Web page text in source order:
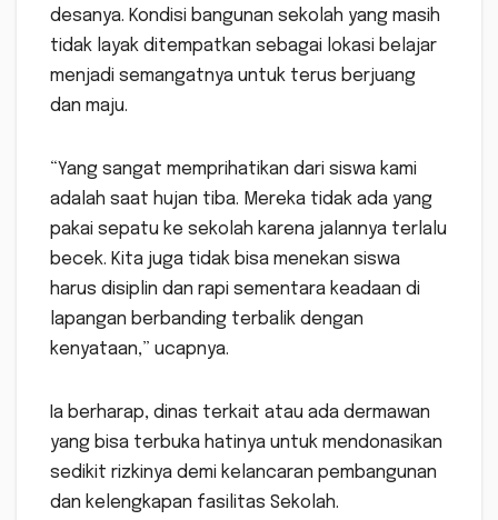
desanya. Kondisi bangunan sekolah yang masih
tidak layak ditempatkan sebagai lokasi belajar
menjadi semangatnya untuk terus berjuang
dan maju.
“Yang sangat memprihatikan dari siswa kami
adalah saat hujan tiba. Mereka tidak ada yang
pakai sepatu ke sekolah karena jalannya terlalu
becek. Kita juga tidak bisa menekan siswa
harus disiplin dan rapi sementara keadaan di
lapangan berbanding terbalik dengan
kenyataan,” ucapnya.
Ia berharap, dinas terkait atau ada dermawan
yang bisa terbuka hatinya untuk mendonasikan
sedikit rizkinya demi kelancaran pembangunan
dan kelengkapan fasilitas Sekolah.